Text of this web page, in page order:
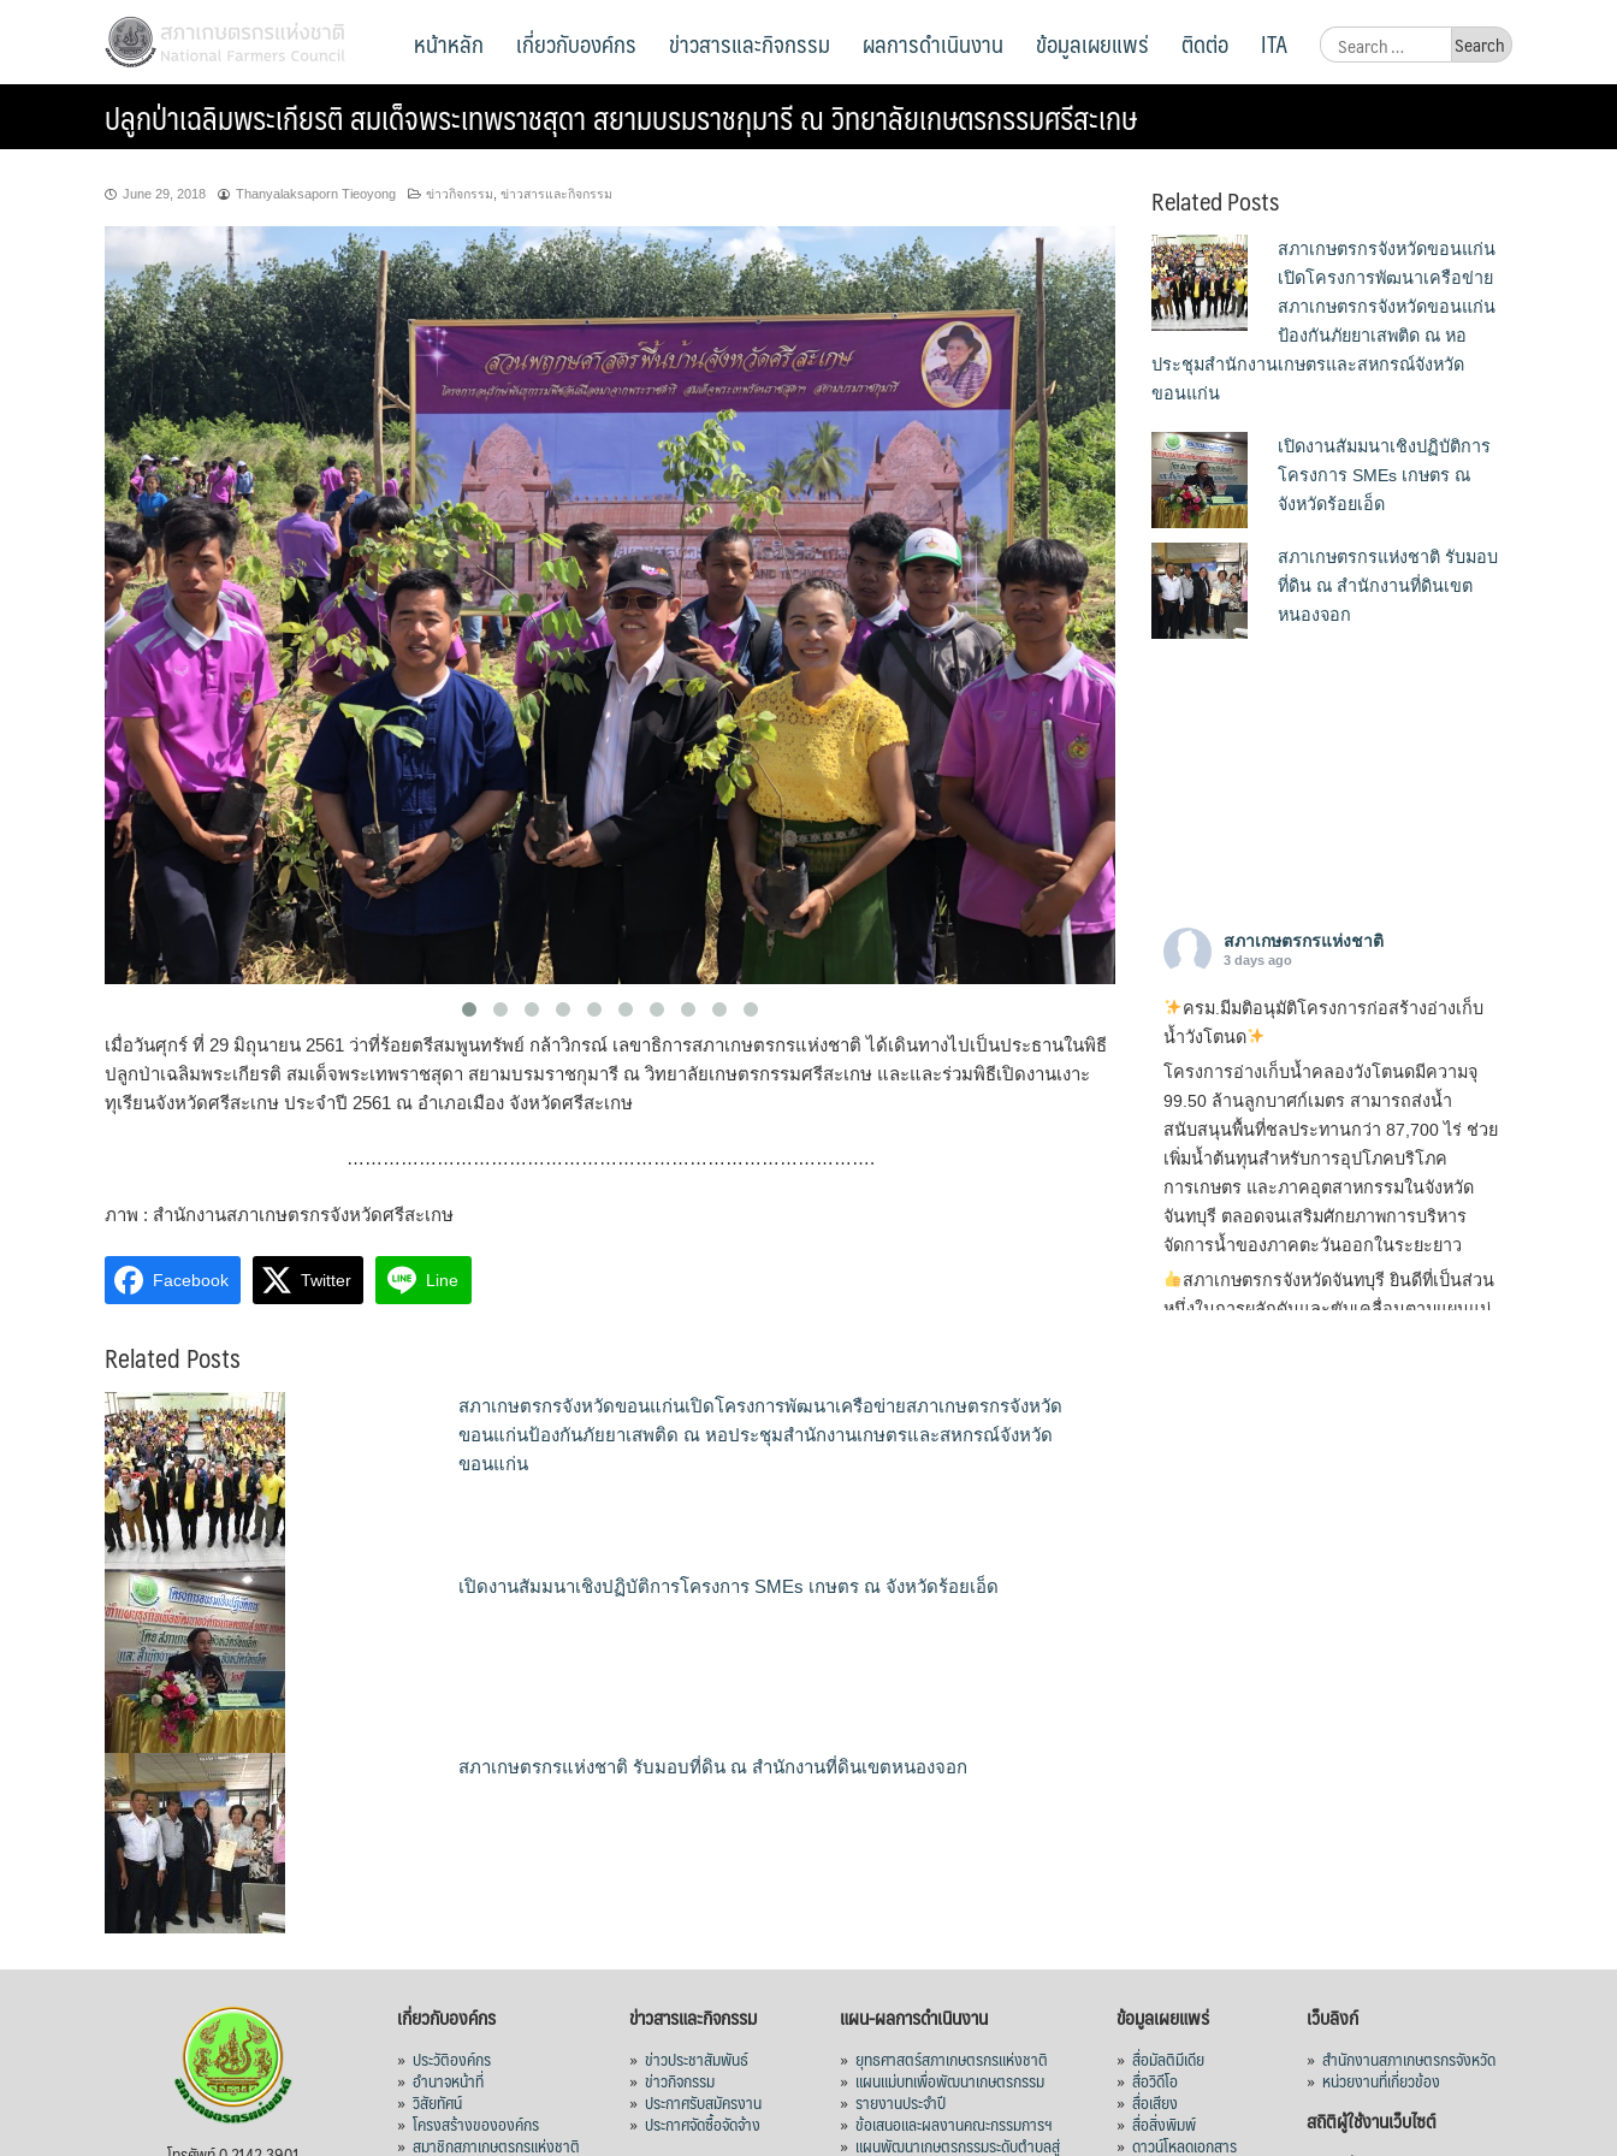
สภาเกษตรกรแห่งชาติ
National Farmers Council
Search
for:
หน้าหลัก เกี่ยวกับองค์กร ข่าวสารและกิจกรรม ผลการดำเนินงาน ข้อมูลเผยแพร่ ติดต่อ ITA
ปลูกป่าเฉลิมพระเกียรติ สมเด็จพระเทพราชสุดา สยามบรมราชกุมารี ณ วิทยาลัยเกษตรกรรมศรีสะเกษ
June 29, 2018 Thanyalaksaporn Tieoyong ข่าวกิจกรรม ข่าวสารและกิจกรรม
เมื่อวันศุกร์ ที่ 29 มิถุนายน 2561 ว่าที่ร้อยตรีสมพูนทรัพย์ กล้าวิกรณ์ เลขาธิการสภาเกษตรกรแห่งชาติ ได้เดินทางไปเป็นประธานในพิธี
ปลูกป่าเฉลิมพระเกียรติ สมเด็จพระเทพราชสุดา สยามบรมราชกุมารี ณ วิทยาลัยเกษตรกรรมศรีสะเกษ และและร่วมพิธีเปิดงานเงาะ
ทุเรียนจังหวัดศรีสะเกษ ประจำปี 2561 ณ อำเภอเมือง จังหวัดศรีสะเกษ
…………………………………………………………………………….
ภาพ : สำนักงานสภาเกษตรกรจังหวัดศรีสะเกษ
Facebook Twitter Line
Related Posts
สภาเกษตรกรจังหวัดขอนแก่นเปิดโครงการพัฒนาเครือข่ายสภาเกษตรกรจังหวัด
ขอนแก่นป้องกันภัยยาเสพติด ณ หอประชุมสำนักงานเกษตรและสหกรณ์จังหวัด
ขอนแก่น
เปิดงานสัมมนาเชิงปฏิบัติการโครงการ SMEs เกษตร ณ จังหวัดร้อยเอ็ด
สภาเกษตรกรแห่งชาติ รับมอบที่ดิน ณ สำนักงานที่ดินเขตหนองจอก
Related Posts
สภาเกษตรกรจังหวัดขอนแก่น
เปิดโครงการพัฒนาเครือข่าย
สภาเกษตรกรจังหวัดขอนแก่น
ป้องกันภัยยาเสพติด ณ หอ
ประชุมสำนักงานเกษตรและสหกรณ์จังหวัด
ขอนแก่น
เปิดงานสัมมนาเชิงปฏิบัติการ
โครงการ SMEs เกษตร ณ
จังหวัดร้อยเอ็ด
สภาเกษตรกรแห่งชาติ รับมอบ
ที่ดิน ณ สำนักงานที่ดินเขต
หนองจอก
สภาเกษตรกรแห่งชาติ
3 days ago
ครม.มีมติอนุมัติโครงการก่อสร้างอ่างเก็บ
น้ำวังโตนด
โครงการอ่างเก็บน้ำคลองวังโตนดมีความจุ
99.50 ล้านลูกบาศก์เมตร สามารถส่งน้ำ
สนับสนุนพื้นที่ชลประทานกว่า 87,700 ไร่ ช่วย
เพิ่มน้ำต้นทุนสำหรับการอุปโภคบริโภค
การเกษตร และภาคอุตสาหกรรมในจังหวัด
จันทบุรี ตลอดจนเสริมศักยภาพการบริหาร
จัดการน้ำของภาคตะวันออกในระยะยาว
สภาเกษตรกรจังหวัดจันทบุรี ยินดีที่เป็นส่วน
หนึ่งในการผลักดันและขับเคลื่อนตามแผนแม่
ลด 51.63% ยังดีที่ราคาขายดีกว่าปีก่อน
mgronline.com
View on Facebook Share
เกี่ยวกับองค์กร
»ประวัติองค์กร
»อำนาจหน้าที่
»วิสัยทัศน์
»โครงสร้างขององค์กร
»สมาชิกสภาเกษตรกรแห่งชาติ
ข่าวสารและกิจกรรม
»ข่าวประชาสัมพันธ์
»ข่าวกิจกรรม
»ประกาศรับสมัครงาน
»ประกาศจัดซื้อจัดจ้าง
แผน-ผลการดำเนินงาน
» ยุทธศาสตร์สภาเกษตรกรแห่งชาติ
» แผนแม่บทเพื่อพัฒนาเกษตรกรรม
» รายงานประจำปี
» ข้อเสนอและผลงานคณะกรรมการฯ
» แผนพัฒนาเกษตรกรรมระดับตำบลสู่
ข้อมูลเผยแพร่
» สื่อมัลติมีเดีย
» สื่อวิดีโอ
» สื่อเสียง
» สื่อสิ่งพิมพ์
» ดาวน์โหลดเอกสาร
เว็บลิงก์
» สำนักงานสภาเกษตรกรจังหวัด
» หน่วยงานที่เกี่ยวข้อง
สถิติผู้ใช้งานเว็บไซต์